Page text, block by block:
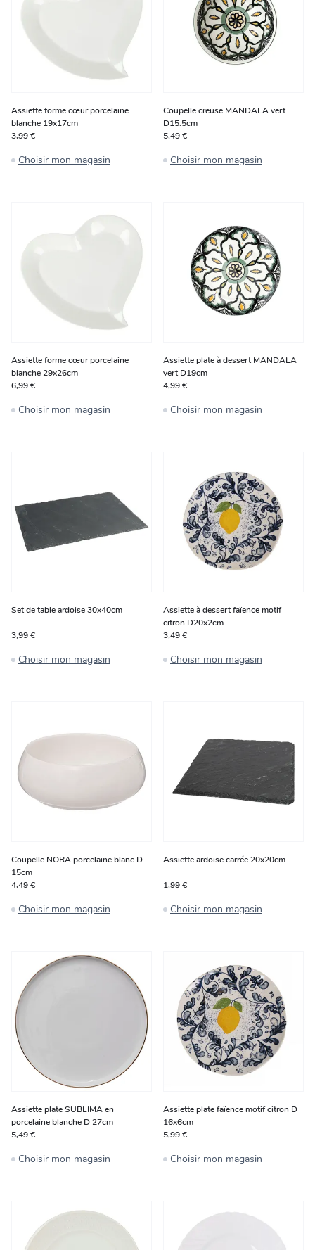
Assiette forme cœur porcelaine
blanche 19x17cm
3,99 €
Choisir mon magasin
Coupelle creuse MANDALA vert
D15.5cm
5,49 €
Choisir mon magasin
Assiette forme cœur porcelaine
blanche 29x26cm
6,99 €
Choisir mon magasin
Assiette plate à dessert MANDALA
vert D19cm
4,99 €
Choisir mon magasin
Set de table ardoise 30x40cm
3,99 €
Choisir mon magasin
Assiette à dessert faïence motif
citron D20x2cm
3,49 €
Choisir mon magasin
Coupelle NORA porcelaine blanc D
15cm
4,49 €
Choisir mon magasin
Assiette ardoise carrée 20x20cm
1,99 €
Choisir mon magasin
Assiette plate SUBLIMA en
porcelaine blanche D 27cm
5,49 €
Choisir mon magasin
Assiette plate faïence motif citron D
16x6cm
5,99 €
Choisir mon magasin